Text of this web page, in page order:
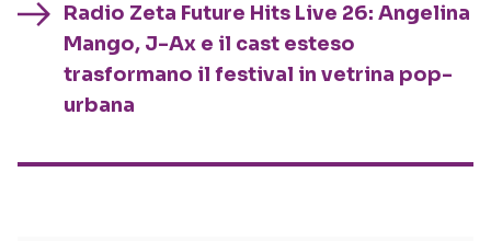
Radio Zeta Future Hits Live 26: Angelina
Mango, J-Ax e il cast esteso
trasformano il festival in vetrina pop-
urbana